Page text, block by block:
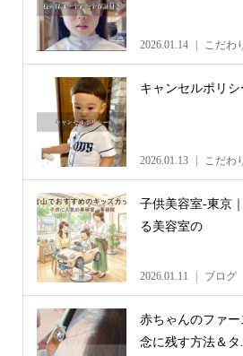
2026.01.14 こだわ
キャンセルポリシ
2026.01.13 こだわ
子供美容室-東京
る美容室の
2026.01.11 ブログ
赤ちゃんのファ
念に残す方法＆タ